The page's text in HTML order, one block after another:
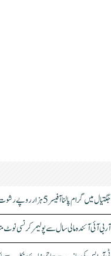
جگتیال میں گرام پالنا آفیسر 5 ہزار روپے رشوت لیتے ہوئے گرفتار
آر بی آئی آئندہ مالی سال سے پولیمر کرنسی